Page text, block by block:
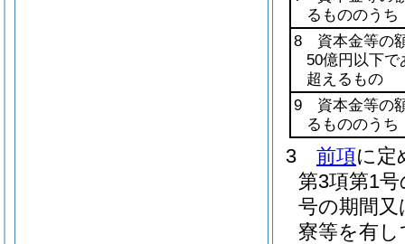
るもののうち
8 資本金等の
50億円以下
超えるもの
9 資本金等の
るもののうち
3 前項に定
第3項第1
号の期間
寮等を有